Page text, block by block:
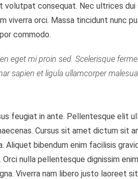
volutpat consequat. Nec ultrices
viverra orci. Massa tincidunt nunc
commodo.
eget mi proin sed. Scelerisque
sapien et ligula ullamcorper
feugiat in ante. Pellentesque elit
Cursus sit amet dictum sit
Aliquet bibendum enim facilisis
nulla pellentesque dignissim
Viverra nam libero justo laoreet